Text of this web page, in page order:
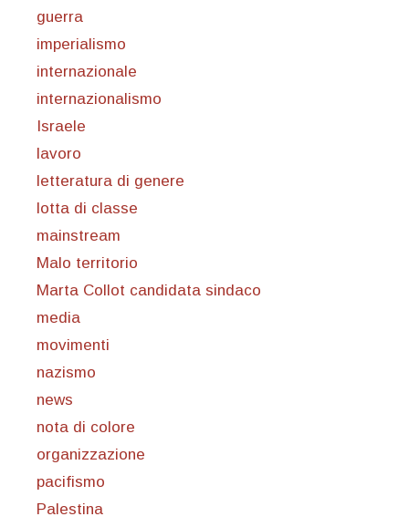
guerra
imperialismo
internazionale
internazionalismo
Israele
lavoro
letteratura di genere
lotta di classe
mainstream
Malo territorio
Marta Collot candidata sindaco
media
movimenti
nazismo
news
nota di colore
organizzazione
pacifismo
Palestina